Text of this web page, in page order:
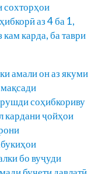
сохторҳои
аз 4 ба 1,
карда, ба таври
амали он аз якуми
соҳибкориву
кардани ҷойҳои
бо вуҷуди